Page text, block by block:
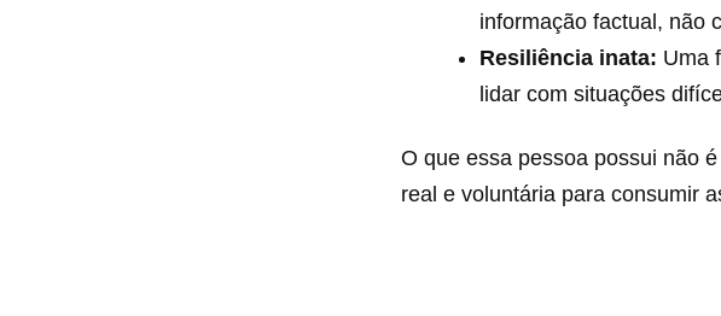
informação factual, não
Resiliência inata: Uma
lidar com situações
O que essa pessoa possui não
real e voluntária para consumir